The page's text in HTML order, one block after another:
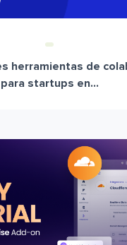
herramientas de
para startups en...